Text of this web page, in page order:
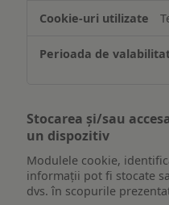
Stocarea și/sau
un dispozitiv
Modulele cookie,
informații pot fi stocate
dvs. în scopurile